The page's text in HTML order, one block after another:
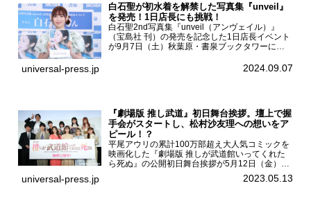
白石聖が初水着を解禁した写真集『unveil』
を発売！1日店長にも挑戦！
白石聖2nd写真集『unveil（アンヴェイル）』
（宝島社 刊）の発売を記念した1日店長イベント
が9月7日（土）秋葉原・書泉ブックタワーにて
を記念し1日店長イベントを開催した本写真集は
universal-press.jp 2024.09.07
『劇場版 推し武道』初日舞台挨拶。壇上で握
手会がスタートし、松村沙友理への想いをア
ピール！？
平尾アウリの累計100万部超え大人気コミックを
映画化した『劇場版 推しが武道館いってくれた
ら死ぬ』の公開初日舞台挨拶が5月12日（金）新
宿バルト9で開催され、出演者の松村沙友理、中
村里帆、MOMO(@onefive)、KANO(@onefi...
universal-press.jp 2023.05.13